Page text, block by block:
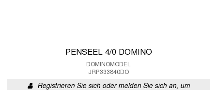
PENSEEL 4/0 DOMINO
DOMINOMODEL
JRP333840DO
Registrieren Sie sich oder melden Sie sich an, um